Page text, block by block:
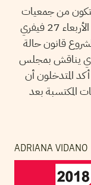
من جمعيات
تونسية ومنظمات دولية، مائدة مستديرة، الأربعاء 27 فيفري
قانون حالة
يناقش بمجلس
المتدخلون أن
المكتسبة بعد
ADRIANA VIDANO